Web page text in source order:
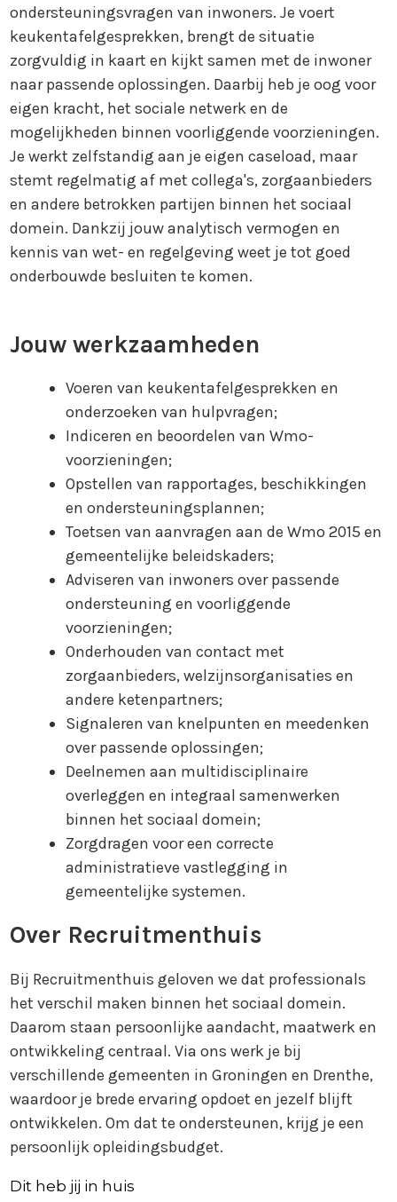
ondersteuningsvragen van inwoners. Je voert
keukentafelgesprekken, brengt de situatie
zorgvuldig in kaart en kijkt samen met de inwoner
naar passende oplossingen. Daarbij heb je oog voor
eigen kracht, het sociale netwerk en de
mogelijkheden binnen voorliggende voorzieningen.
Je werkt zelfstandig aan je eigen caseload, maar
stemt regelmatig af met collega's, zorgaanbieders
en andere betrokken partijen binnen het sociaal
domein. Dankzij jouw analytisch vermogen en
kennis van wet- en regelgeving weet je tot goed
onderbouwde besluiten te komen.
Jouw werkzaamheden
Voeren van keukentafelgesprekken en
onderzoeken van hulpvragen;
Indiceren en beoordelen van Wmo-
voorzieningen;
Opstellen van rapportages, beschikkingen
en ondersteuningsplannen;
Toetsen van aanvragen aan de Wmo 2015 en
gemeentelijke beleidskaders;
Adviseren van inwoners over passende
ondersteuning en voorliggende
voorzieningen;
Onderhouden van contact met
zorgaanbieders, welzijnsorganisaties en
andere ketenpartners;
Signaleren van knelpunten en meedenken
over passende oplossingen;
Deelnemen aan multidisciplinaire
overleggen en integraal samenwerken
binnen het sociaal domein;
Zorgdragen voor een correcte
administratieve vastlegging in
gemeentelijke systemen.
Over Recruitmenthuis
Bij Recruitmenthuis geloven we dat professionals
het verschil maken binnen het sociaal domein.
Daarom staan persoonlijke aandacht, maatwerk en
ontwikkeling centraal. Via ons werk je bij
verschillende gemeenten in Groningen en Drenthe,
waardoor je brede ervaring opdoet en jezelf blijft
ontwikkelen. Om dat te ondersteunen, krijg je een
persoonlijk opleidingsbudget.
Dit heb jij in huis